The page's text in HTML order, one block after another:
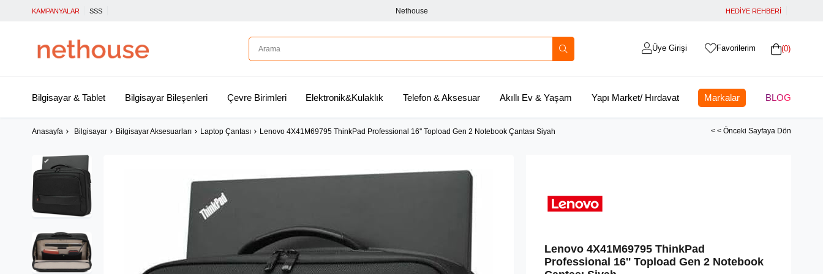
KAMPANYALAR SSS Nethouse HEDİYE REHBERİ
0
Favorilerim
Üye Girişi
Bilgisayar & Tablet Bilgisayar Bileşenleri Çevre Birimleri Elektronik&Kulaklık Telefon & Aksesuar Akıllı Ev & Yaşam Yapı Market/ Hırdavat Markalar BLOG
Anasayfa Bilgisayar Bilgisayar Aksesuarları Laptop Çantası Lenovo 4X41M69795 ThinkPad Professional 16'' Topload Gen 2 Notebook Çantası Siyah < < Önceki Sayfaya Dön
Lenovo 4X41M69795 ThinkPad
Professional 16'' Topload Gen 2 Notebook